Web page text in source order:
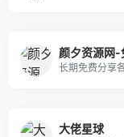
长期免费分享
大佬星球